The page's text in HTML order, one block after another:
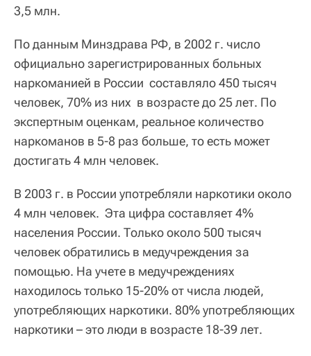
3,5 млн.
По данным Минздрава РФ, в 2002 г. число
официально зарегистрированных больных
наркоманией в России составляло 450 тысяч
человек, 70% из них в возрасте до 25 лет. По
экспертным оценкам, реальное количество
наркоманов в 5-8 раз больше, то есть может
достигать 4 млн человек.
В 2003 г. в России употребляли наркотики около
4 млн человек. Эта цифра составляет 4%
населения России. Только около 500 тысяч
человек обратились в медучреждения за
помощью. На учете в медучреждениях
находилось только 15-20% от числа людей,
употребляющих наркотики. 80% употребляющих
наркотики – это люди в возрасте 18-39 лет.